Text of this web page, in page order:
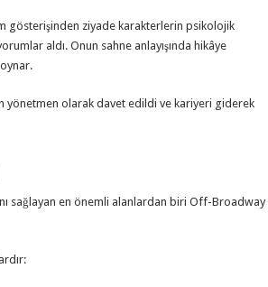
gösterişinden ziyade karakterlerin psikolojik
aldı. Onun sahne anlayışında hikâye
yönetmen olarak davet edildi ve kariyeri giderek
sağlayan en önemli alanlardan biri Off-Broadway